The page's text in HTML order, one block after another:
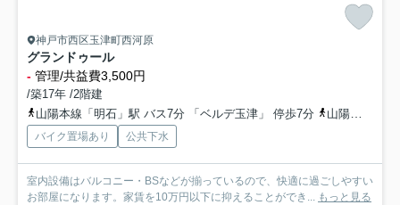
神戸市西区玉津町西河原
グランドゥール
- 管理/共益費3,500円
/築17年 /2階建
山陽本線「明石」駅 バス7分 「ベルデ玉津」 停歩7分
山陽電鉄本線「山陽明石」駅 徒歩36分
バイク置場あり 公共下水
室内設備はバルコニー・BSなどが揃っているので、快適に過ごしやすい
お部屋になります。家賃を10万円以下に抑えることができ... もっと見る